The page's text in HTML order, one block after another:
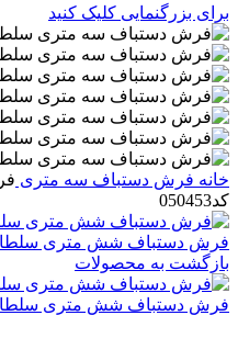
برای بزرگنمایی کلیک کنید
خانه فرش دستباف سه متری
کد050453
فرش دستباف شش متری سلطان آباد
بازگشت به محصولات
فرش دستباف شش متری سلطان آباد